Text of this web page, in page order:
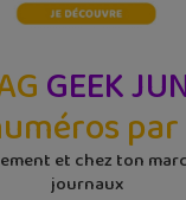
GEEK
et chez ton
journaux